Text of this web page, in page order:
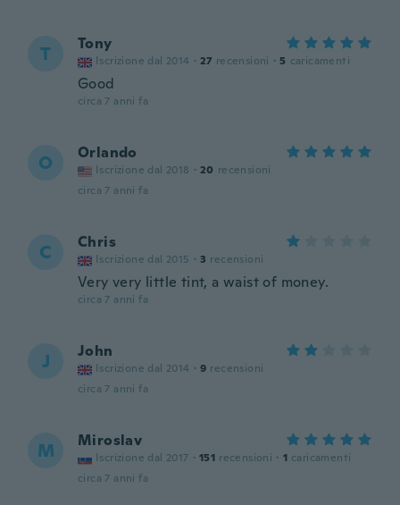
T Tony
Iscrizione dal 2014 · 27 recensioni · 5 caricamenti
Good
circa 7 anni fa
O Orlando
Iscrizione dal 2018 · 20 recensioni
circa 7 anni fa
C Chris
Iscrizione dal 2015 · 3 recensioni
Very very little tint, a waist of money.
circa 7 anni fa
J John
Iscrizione dal 2014 · 9 recensioni
circa 7 anni fa
M Miroslav
Iscrizione dal 2017 · 151 recensioni · 1 caricamenti
circa 7 anni fa